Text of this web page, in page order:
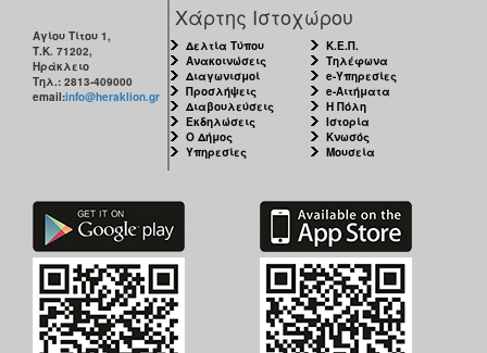
Αγίου Τίτου 1,
Τ.Κ. 71202,
Ηράκλειο
Τηλ.: 2813-409000
email:info@heraklion.gr
Χάρτης Ιστοχώρου
Δελτία Τύπου
Ανακοινώσεις
Διαγωνισμοί
Προσλήψεις
Διαβουλεύσεις
Εκδηλώσεις
Ο Δήμος
Υπηρεσίες
Κ.Ε.Π.
Τηλέφωνα
e-Υπηρεσίες
e-Αιτήματα
Η Πόλη
Ιστορία
Κνωσός
Μουσεία